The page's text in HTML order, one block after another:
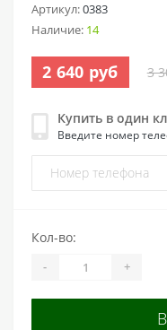
Артикул:0383
Наличие: 14
2 640 руб 3
Купить в один
Введите номер
Кол-во:
- +